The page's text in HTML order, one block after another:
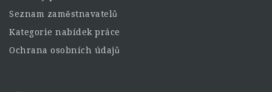
Seznam zaměstnavatelů
Kategorie nabídek práce
Ochrana osobních údajů